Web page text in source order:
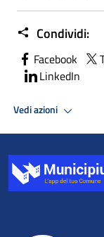
Condividi:
Facebook
LinkedIn
Vedi azioni